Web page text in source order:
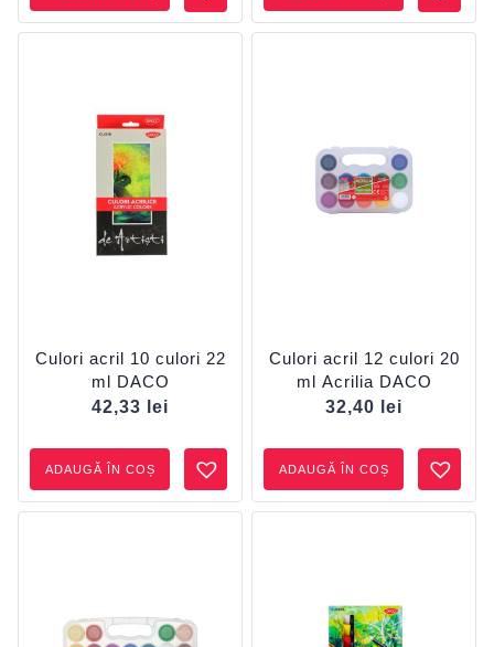
Culori acril 10 culori 22
ml DACO
42,33
lei
ADAUGĂ ÎN COȘ
Culori acril 12 culori 20
ml Acrilia DACO
32,40
lei
ADAUGĂ ÎN COȘ